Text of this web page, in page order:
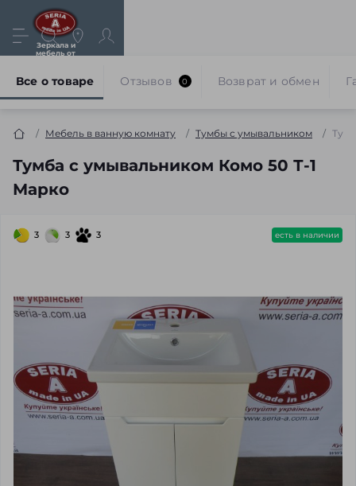
Зеркала и
мебель от
Мебель в ванную комнату Тумбы с умывальником
Тумба с умывальником Комо 50 Т-1
Марко
Все о товаре Отзывов 0 Возврат и обмен
3 3 3 есть в наличии